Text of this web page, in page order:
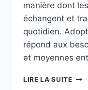
manière dont
échangent et
quotidien.
répond aux
et moyennes
LIRE LA SUITE